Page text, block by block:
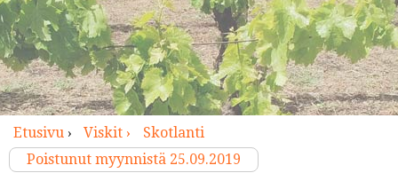
Etusivu› Viskit ›
Skotlanti
Poistunut myynnistä 25.09.2019